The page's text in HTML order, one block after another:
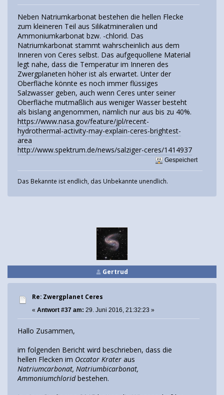
Neben Natriumkarbonat bestehen die hellen Flecke
zum kleineren Teil aus Silikatmineralien und
Ammoniumkarbonat bzw. -chlorid. Das
Natriumkarbonat stammt wahrscheinlich aus dem
Inneren von Ceres selbst. Das aufgequollene Material
legt nahe, dass die Temperatur im Inneren des
Zwergplaneten höher ist als erwartet. Unter der
Oberfläche könnte es noch immer flüssiges
Salzwasser geben, auch wenn Ceres unter seiner
Oberfläche mutmaßlich aus weniger Wasser besteht
als bislang angenommen, nämlich nur aus bis zu 40%.
https://www.nasa.gov/feature/jpl/recent-
hydrothermal-activity-may-explain-ceres-brightest-
area
http://www.spektrum.de/news/salziger-ceres/1414937
Gespeichert
Das Bekannte ist endlich, das Unbekannte unendlich.
Gertrud
Re: Zwergplanet Ceres
« Antwort #37 am: 29. Juni 2016, 21:32:23 »
Hallo Zusammen,
im folgenden Bericht wird beschrieben, dass die
hellen Flecken im Occator Krater aus
Natriumcarbonat, Natriumbicarbonat,
Ammoniumchloridbestehen.